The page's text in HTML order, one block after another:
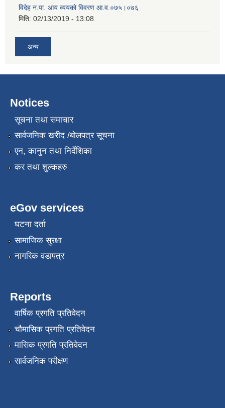
विदेह न.पा. आय व्ययको विवरण आ.व.०७५।०७६
मिति: 02/13/2019 - 13:08
अन्य
Notices
सूचना तथा समाचार
सार्वजनिक खरीद /बोलपत्र सूचना
एन, कानुन तथा निर्देशिका
कर तथा शुल्कहरु
eGov services
घटना दर्ता
सामाजिक सुरक्षा
नागरिक वडापत्र
Reports
वार्षिक प्रगति प्रतिवेदन
चौमासिक प्रगति प्रतिवेदन
मासिक प्रगति प्रतिवेदन
सार्वजनिक परीक्षण